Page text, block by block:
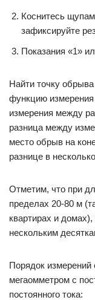
Коснитесь
зафиксируйте
Показания «1»
Найти точку
функцию
измерения между
разница между
место обрыв на
разнице в
Отметим, что при
пределах 20-80 м
квартирах и
нескольким
Порядок измерений
мегаомметром с
постоянного тока: